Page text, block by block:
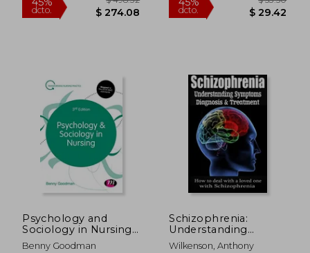
40%
dcto.
$ 405.89
$ 243.53
45%
dcto.
Psychology and
Sociology in Nursing
(Transforming
Benny Goodman
Schizophrenia:
Understanding
Symptoms Diagnosis
Wilkenson, Anthony